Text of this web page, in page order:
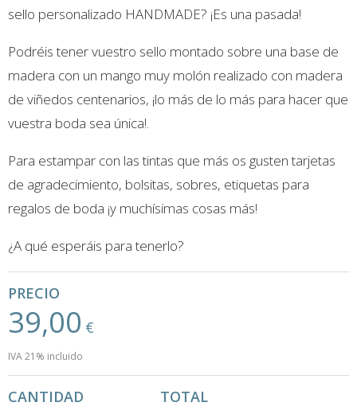
sello personalizado HANDMADE? ¡Es una pasada!
Podréis tener vuestro sello montado sobre una base de
madera con un mango muy molón realizado con madera
de viñedos centenarios, ¡lo más de lo más para hacer que
vuestra boda sea única!.
Para estampar con las tintas que más os gusten tarjetas
de agradecimiento, bolsitas, sobres, etiquetas para
regalos de boda ¡y muchísimas cosas más!
¿A qué esperáis para tenerlo?
PRECIO
39,00€
IVA 21% incluido
CANTIDAD TOTAL